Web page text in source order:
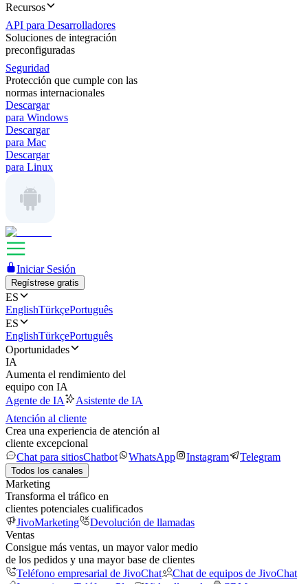
Recursos
API para Desarrolladores
Soluciones de integración
preconfiguradas
Seguridad
Protección que cumple con las
normas internacionales
Descargar
para Windows
Descargar
para Mac
Descargar
para Linux
Iniciar Sesión
Regístrese gratis
ES
EnglishTürkçePortuguês
ES
EnglishTürkçePortuguês
Oportunidades
IA
Aumenta el rendimiento del
equipo con IA
Agente de IA
Asistente de IA
Atención al cliente
Crea una experiencia de atención al
cliente excepcional
Chat para sitiosChatbot WhatsApp Instagram Telegram
Todos los canales
Marketing
Transforma el tráfico en
clientes potenciales cualificados
JivoMarketing
Devolución de llamadas
Ventas
Consigue más ventas, un mayor valor medio
de los pedidos y una mayor base de clientes
Teléfono empresarial de JivoChat
Chat de equipos de JivoChat